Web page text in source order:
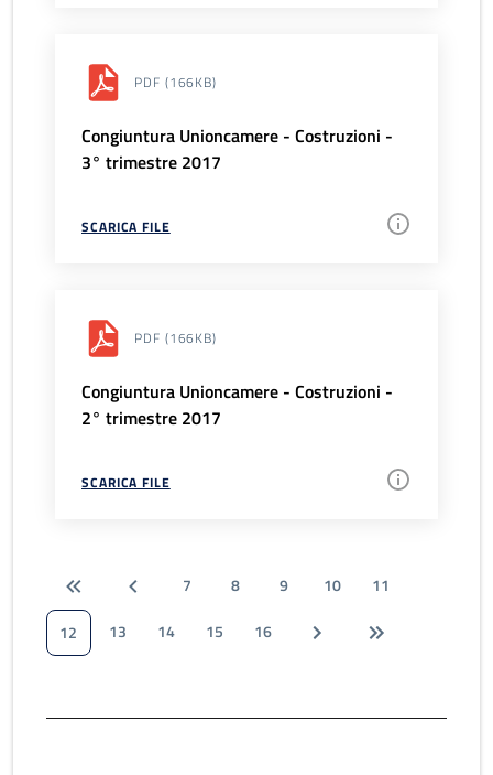
PDF (166KB)
Congiuntura Unioncamere - Costruzioni -
3° trimestre 2017
SCARICA FILE
PDF (166KB)
Congiuntura Unioncamere - Costruzioni -
2° trimestre 2017
SCARICA FILE
7 8 9 10
11
12
13 14 15 16